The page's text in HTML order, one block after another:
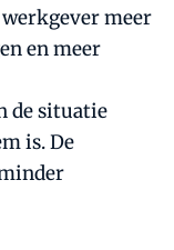
meer
en meer
de situatie
is. De